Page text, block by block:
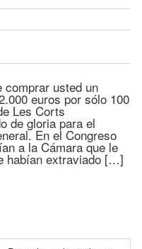
comprar usted un
euros por sólo 100
Les Corts
de gloria para el
En el Congreso
a la Cámara que le
habían extraviado […]